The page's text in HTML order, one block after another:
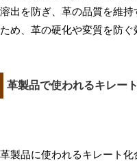
溶出を防ぎ、革の品質を維
ため、革の硬化や変質を防ぐ
革製品で使われるキレー
革製品に使われるキレート化